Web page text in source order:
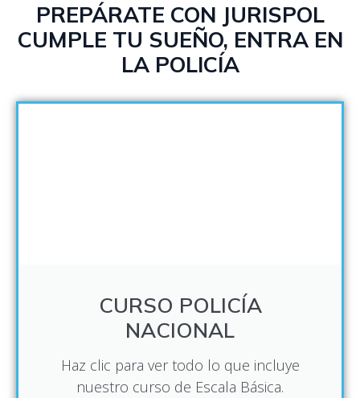
PREPÁRATE CON JURISPOL
CUMPLE TU SUEÑO, ENTRA EN
LA POLICÍA
CURSO POLICÍA
NACIONAL
Haz clic para ver todo lo que incluye
nuestro curso de Escala Básica.